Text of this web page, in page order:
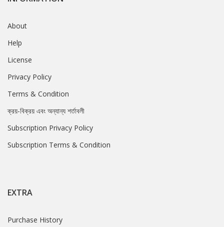
About
Help
License
Privacy Policy
Terms & Condition
ক্রয়-বিক্রয় এবং অন্যান্য শর্তাবলী
Subscription Privacy Policy
Subscription Terms & Condition
EXTRA
Purchase History